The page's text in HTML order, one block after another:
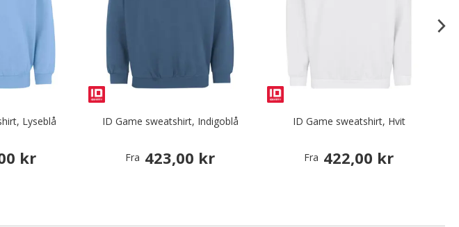
Lyseblå
kr
ID Game sweatshirt, Indigoblå
Fra 423,00 kr
ID Game sweatshirt, Hvit
Fra 422,00 kr